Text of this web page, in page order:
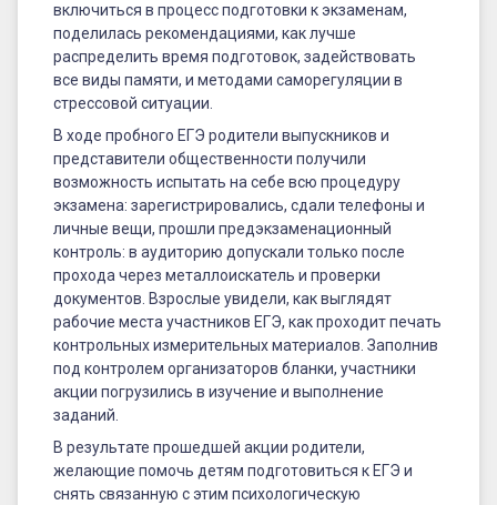
включиться в процесс подготовки к экзаменам,
поделилась рекомендациями, как лучше
распределить время подготовок, задействовать
все виды памяти, и методами саморегуляции в
стрессовой ситуации.
В ходе пробного ЕГЭ родители выпускников и
представители общественности получили
возможность испытать на себе всю процедуру
экзамена: зарегистрировались, сдали телефоны и
личные вещи, прошли предэкзаменационный
контроль: в аудиторию допускали только после
прохода через металлоискатель и проверки
документов. Взрослые увидели, как выглядят
рабочие места участников ЕГЭ, как проходит печать
контрольных измерительных материалов. Заполнив
под контролем организаторов бланки, участники
акции погрузились в изучение и выполнение
заданий.
В результате прошедшей акции родители,
желающие помочь детям подготовиться к ЕГЭ и
снять связанную с этим психологическую